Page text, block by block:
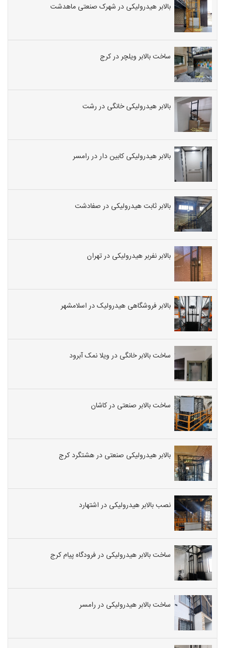
بالابر هیدرولیکی در شهرک صنعتی ماهدشت
ساخت بالابر ویلچر در کرج
بالابر هیدرولیکی خانگی در رشت
بالابر هیدرولیکی کابین دار در رامسر
بالابر ثابت هیدرولیکی در صفادشت
بالابر نفربر هیدرولیکی در تهران
بالابر فروشگاهی هیدرولیک در اسلامشهر
ساخت بالابر خانگی در ویلا نمک آبرود
ساخت بالابر صنعتی در کاشان
بالابر هیدرولیکی صنعتی در هشتگرد کرج
نصب بالابر هیدرولیکی در اشتهارد
ساخت بالابر هیدرولیکی در فرودگاه پیام کرج
ساخت بالابر هیدرولیکی در رامسر